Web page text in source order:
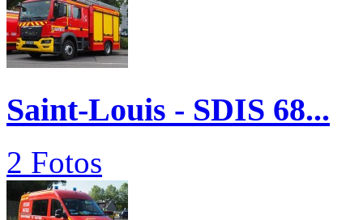
Saint-Louis - SDIS 68...
2 Fotos